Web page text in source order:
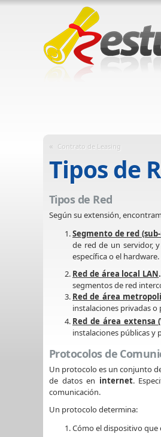
« Contrato de Leasing
Tipos de
Tipos de Red
Según su extensión,
Segmento de red
de red de un servidor,
específica o el hardware.
Red de área local LAN.
segmentos de red
Red de área
instalaciones privadas o
Red de área extensa
instalaciones públicas y
Protocolos de
Un protocolo es un conjunto
de datos en internet.
comunicación.
Un protocolo determina:
Cómo el dispositivo que